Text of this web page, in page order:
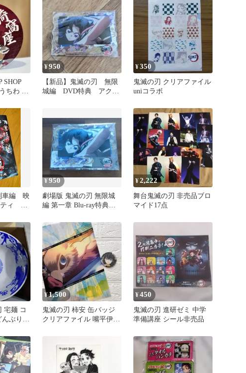
SHOP
ちわ 購
¥950
【新品】鬼滅の刃 無限
城編 DVD特典 アクリ
¥350
鬼滅の刃 クリアファイル
uniコラボ
車編 映
ィ 非
¥950
劇場版 鬼滅の刃 無限城
編 第一章 Blu-ray特典
¥2,222
舞台鬼滅の刃 非売品ブロ
マイド17点
宅麺 コ
ぶり
¥1,500
鬼滅の刃 柿安 缶バッジ
クリアファイル 嘴平伊之
¥450
鬼滅の刃 進研ゼミ 中学
準備講座 シール非売品